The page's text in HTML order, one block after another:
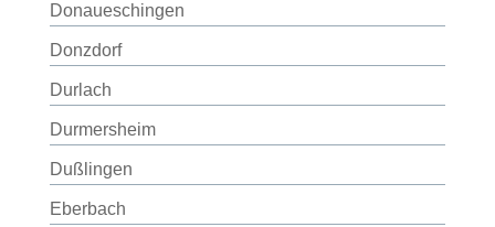
Donaueschingen
Donzdorf
Durlach
Durmersheim
Dußlingen
Eberbach